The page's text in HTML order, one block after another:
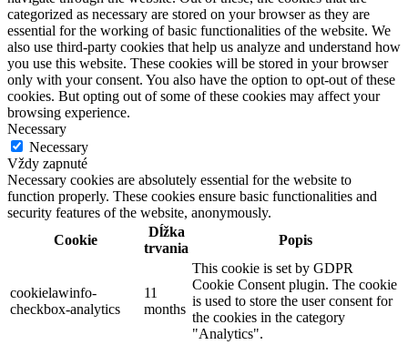
categorized as necessary are stored on your browser as they are
essential for the working of basic functionalities of the website. We
also use third-party cookies that help us analyze and understand how
you use this website. These cookies will be stored in your browser
only with your consent. You also have the option to opt-out of these
cookies. But opting out of some of these cookies may affect your
browsing experience.
Necessary
Necessary
Vždy zapnuté
Necessary cookies are absolutely essential for the website to
function properly. These cookies ensure basic functionalities and
security features of the website, anonymously.
Cookie
Dĺžka
trvania
Popis
cookielawinfo-
checkbox-analytics
11
months
This cookie is set by GDPR
Cookie Consent plugin. The cookie
is used to store the user consent for
the cookies in the category
"Analytics".